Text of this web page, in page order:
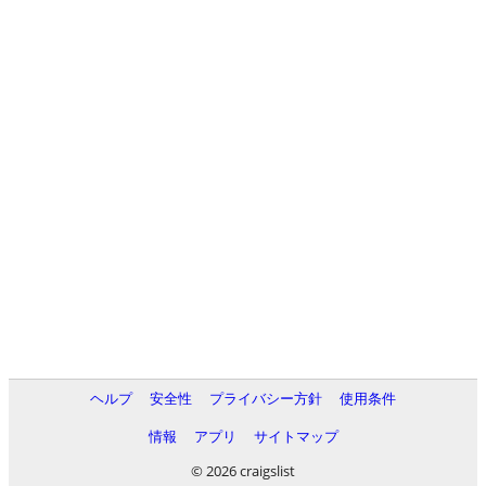
ヘルプ 安全性 プライバシー方針
使用条件
情報
アプリ
サイトマップ
© 2026 craigslist